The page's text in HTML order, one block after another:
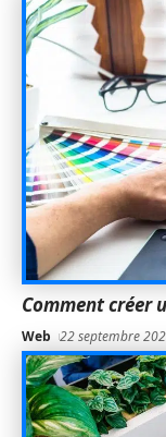
Comment créer
Web 22 septembre